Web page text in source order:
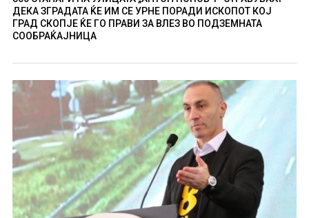
ДЕКА ЗГРАДАТА ЌЕ ИМ СЕ УРНЕ ПОРАДИ ИСКОПОТ КОЈ
ГРАД СКОПЈЕ ЌЕ ГО ПРАВИ ЗА ВЛЕЗ ВО ПОДЗЕМНАТА
СООБРАЌАЈНИЦА